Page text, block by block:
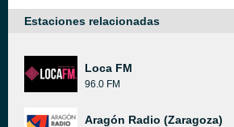
Estaciones relacionadas
Loca FM
96.0 FM
Aragón Radio (Zaragoza)